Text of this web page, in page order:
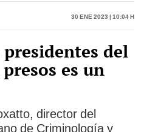
30 Ene 2023 | 10:04 h
del
es un
director del
de Criminología y